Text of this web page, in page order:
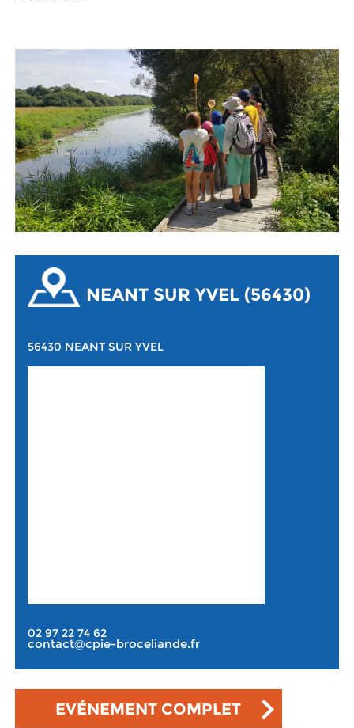
NEANT SUR YVEL (56430)
56430 NEANT SUR YVEL
02 97 22 74 62
contact@cpie-broceliande.fr
EVÉNEMENT COMPLET